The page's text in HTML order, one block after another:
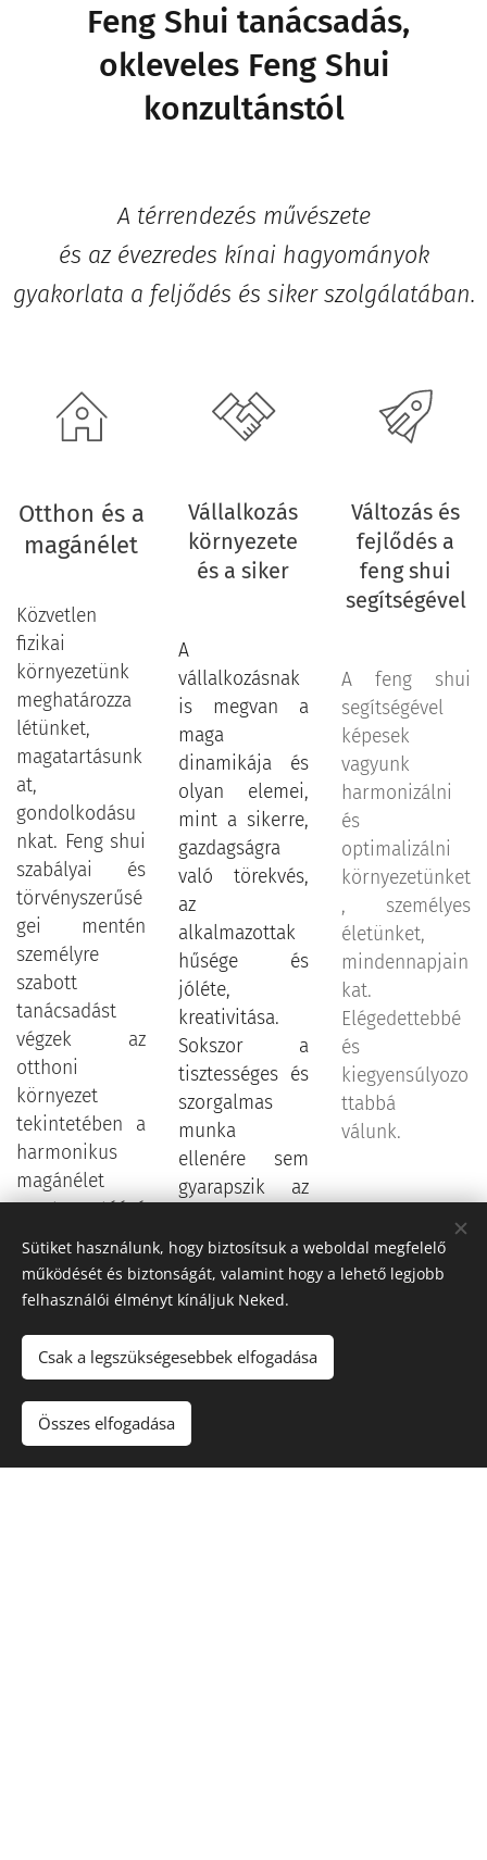
Feng Shui tanácsadás,
okleveles Feng Shui
konzultánstól
A térrendezés művészete
és az ​évezredes kínai hagyományok
gyakorlata a feljődés és siker szolgálatában.
Otthon és a
magánélet
Közvetlen
fizikai
környezetünk
meghatározza
létünket,
magatartásunk
at,
gondolkodásu
nkat. Feng shui
szabályai és
törvényszerűsé
gei mentén
személyre
szabott
tanácsadást
végzek az
otthoni
környezet
tekintetében a
harmonikus
magánélet
megteremtéésé
ért. Ahogy kint
úgy bent és ez
fordítva is igaz.
környezetünkb
en lévő
változás kihat
a személyes
életünkre.
Vállalkozás
környezete
és a siker
A
vállalkozásnak
is megvan a
maga
dinamikája és
olyan elemei,
mint a sikerre,
gazdagságra
való törekvés,
az
alkalmazottak
hűsége és
jóléte,
kreativitása.
Sokszor a
tisztességes és
szorgalmas
munka
ellenére sem
gyarapszik az
Mindennek oka
van, a jeleket
érteni kell és
a megfelelő
utat a
Ehhez nyújtok
segítséget és
Változás és
fejlődés a
feng shui
segítségével
A feng shui
segítségével
képesek
vagyunk
harmonizálni
és
optimalizálni
környezetünket
, személyes
életünket,
mindennapjain
kat.
Elégedettebbé
és
kiegyensúlyozo
ttabbá
válunk.
Sütiket használunk, hogy biztosítsuk a weboldal megfelelő
működését és biztonságát, valamint hogy a lehető legjobb
felhasználói élményt kínáljuk Neked.
Csak a legszükségesebbek elfogadása
Összes elfogadása